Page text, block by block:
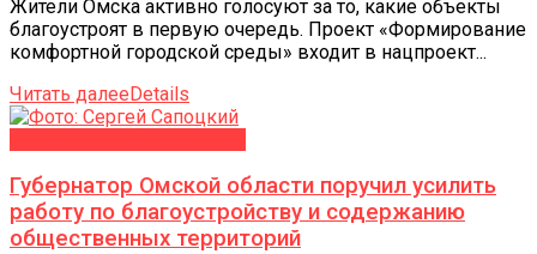
Жители Омска активно голосуют за то, какие объекты
благоустроят в первую очередь. Проект «Формирование
комфортной городской среды» входит в нацпроект...
Читать далееDetails
Губернатор Омской области поручил усилить
работу по благоустройству и содержанию
общественных территорий